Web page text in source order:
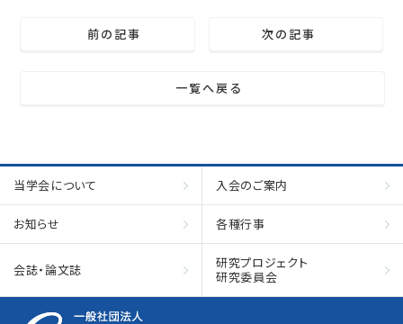
前の記事
一覧へ戻る
次の記事
当学会について 入会のご案内
お知らせ 各種行事
会誌・論文誌
研究プロジェクト
研究委員会